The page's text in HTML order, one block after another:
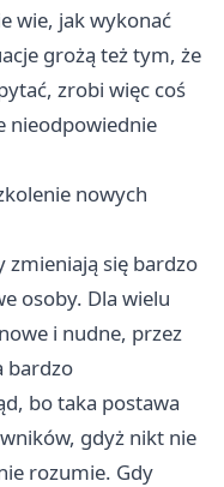
wie, jak wykonać
grożą też tym, że
zrobi więc coś
nieodpowiednie
nowych
zmieniają się bardzo
osoby. Dla wielu
i nudne, przez
bardzo
bo taka postawa
gdyż nikt nie
rozumie. Gdy